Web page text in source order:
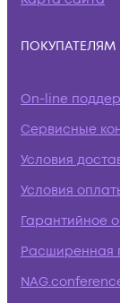
ПОКУПАТЕЛЯМ
On-line
Сервисные
Условия
Условия
Гарантийное
Расширенная